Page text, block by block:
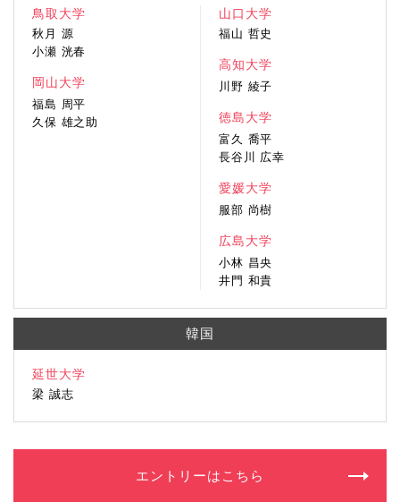
鳥取大学
秋月 源
小瀬 洸春
岡山大学
福島 周平
久保 雄之助
山口大学
福山 哲史
高知大学
川野 綾子
徳島大学
富久 喬平
長谷川 広幸
愛媛大学
服部 尚樹
広島大学
小林 昌央
井門 和貴
韓国
延世大学
梁 誠志
エントリーはこちら